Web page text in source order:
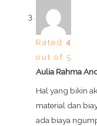
Rated4
out of 5
Aulia Rahma
Hal yang bikin
material dan
ada biaya